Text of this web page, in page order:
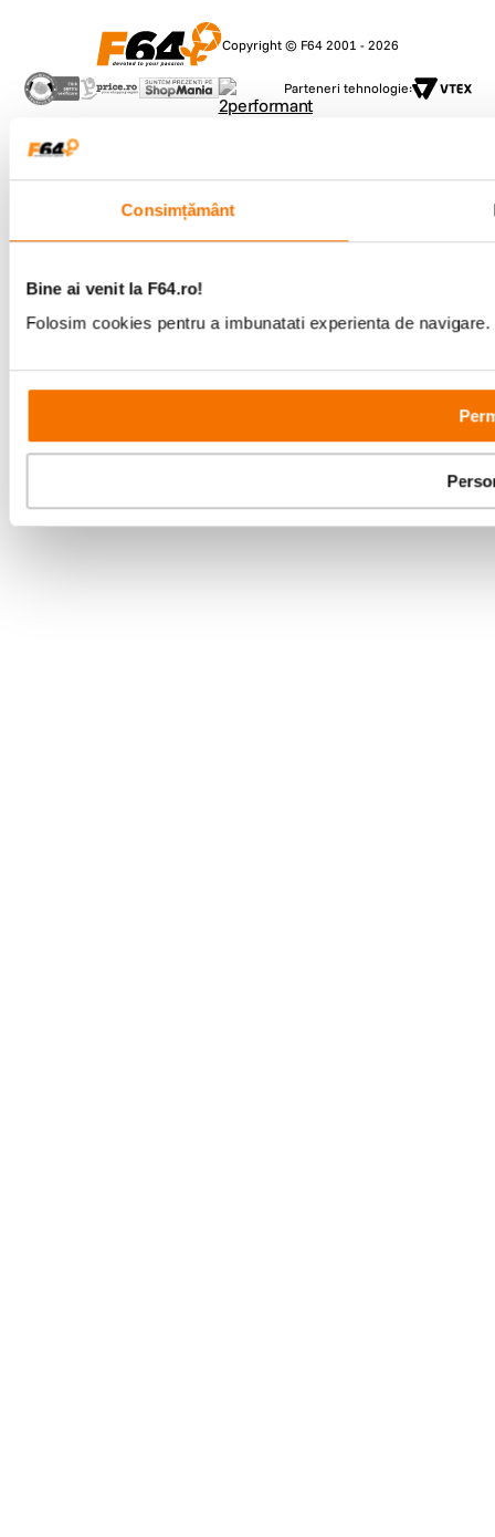
Consimțământ
Bine ai venit la F64.ro!
Folosim cookies pentru a imbunatati experienta de
Copyright © F64 2001 - 2026
Parteneri tehnologie: